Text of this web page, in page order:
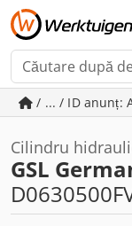
/ ... / ID anunț:
Cilindru
GSL